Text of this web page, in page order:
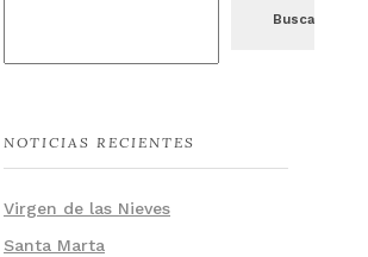
Buscar
NOTICIAS RECIENTES
Virgen de las Nieves
Santa Marta